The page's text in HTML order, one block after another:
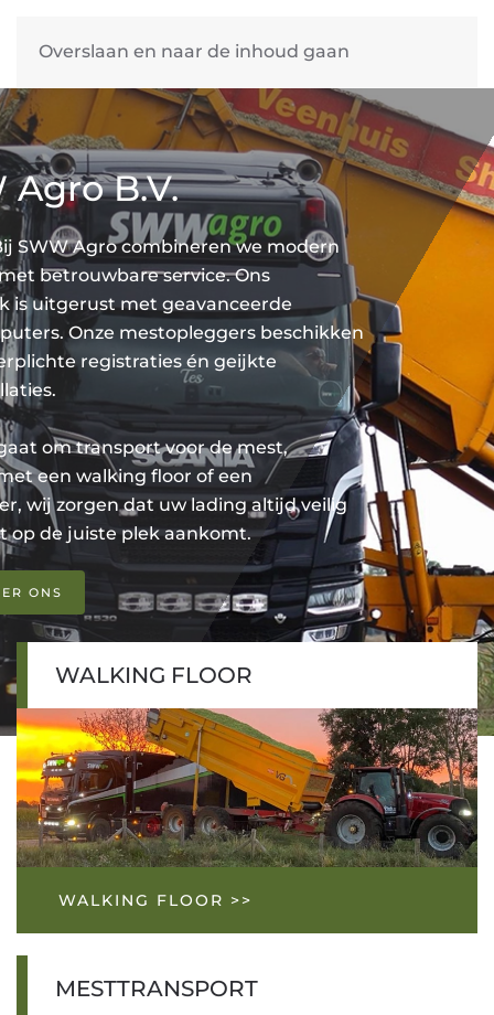
Overslaan en naar de inhoud gaan
Agro B.V.
SWW Agro combineren we modern
betrouwbare service. Ons
is uitgerust met geavanceerde
Onze mestopleggers beschikken
registraties én geijkte
om transport voor de mest,
een walking floor of een
wij zorgen dat uw lading altijd veilig
op de juiste plek aankomt.
ONS
WALKING FLOOR
WALKING FLOOR >>
MESTTRANSPORT